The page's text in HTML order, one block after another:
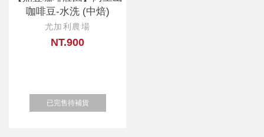
咖啡豆-水洗 (中焙)
尤加利農場
NT.900
已完售待補貨